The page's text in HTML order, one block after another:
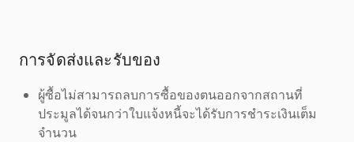
การจัดส่งและรับของ
ผู้ซื้อไม่สามารถลบการซื้อของตนออกจากสถานที่
ประมูลได้จนกว่าใบแจ้งหนี้จะได้รับการชำระเงินเต็ม
จำนวน